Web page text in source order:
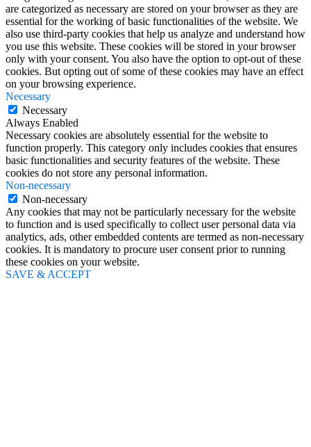
are categorized as necessary are stored on your browser as they are
essential for the working of basic functionalities of the website. We
also use third-party cookies that help us analyze and understand how
you use this website. These cookies will be stored in your browser
only with your consent. You also have the option to opt-out of these
cookies. But opting out of some of these cookies may have an effect
on your browsing experience.
Necessary
Necessary
Always Enabled
Necessary cookies are absolutely essential for the website to
function properly. This category only includes cookies that ensures
basic functionalities and security features of the website. These
cookies do not store any personal information.
Non-necessary
Non-necessary
Any cookies that may not be particularly necessary for the website
to function and is used specifically to collect user personal data via
analytics, ads, other embedded contents are termed as non-necessary
cookies. It is mandatory to procure user consent prior to running
these cookies on your website.
SAVE & ACCEPT